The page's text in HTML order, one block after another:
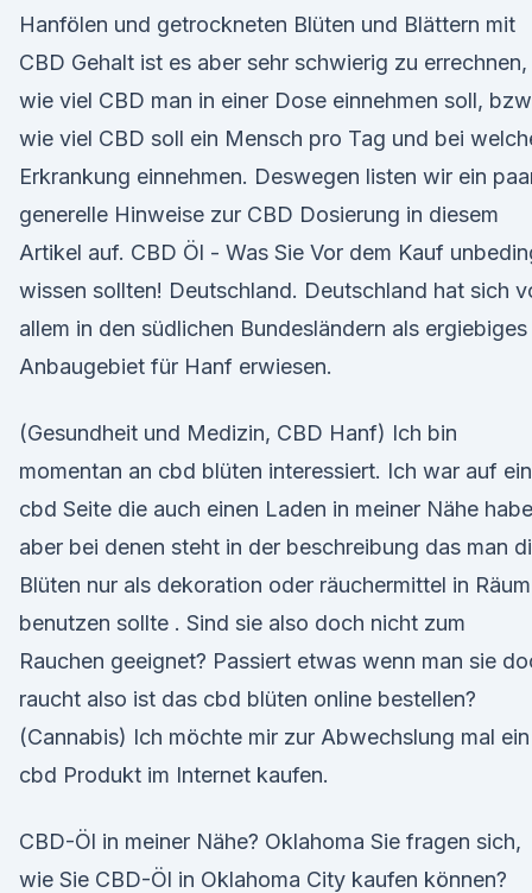
Hanfölen und getrockneten Blüten und Blättern mit
CBD Gehalt ist es aber sehr schwierig zu errechnen,
wie viel CBD man in einer Dose einnehmen soll,
wie viel CBD soll ein Mensch pro Tag und bei
Erkrankung einnehmen. Deswegen listen wir ein
generelle Hinweise zur CBD Dosierung in diesem
Artikel auf. CBD Öl - Was Sie Vor dem Kauf
wissen sollten! Deutschland. Deutschland hat sich
allem in den südlichen Bundesländern als ergiebiges
Anbaugebiet für Hanf erwiesen.
(Gesundheit und Medizin, CBD Hanf) Ich bin
momentan an cbd blüten interessiert. Ich war auf
cbd Seite die auch einen Laden in meiner Nähe
aber bei denen steht in der beschreibung das man
Blüten nur als dekoration oder räuchermittel in
benutzen sollte . Sind sie also doch nicht zum
Rauchen geeignet? Passiert etwas wenn man sie
raucht also ist das cbd blüten online bestellen?
(Cannabis) Ich möchte mir zur Abwechslung mal ein
cbd Produkt im Internet kaufen.
CBD-Öl in meiner Nähe? Oklahoma Sie fragen sich,
wie Sie CBD-Öl in Oklahoma City kaufen können?